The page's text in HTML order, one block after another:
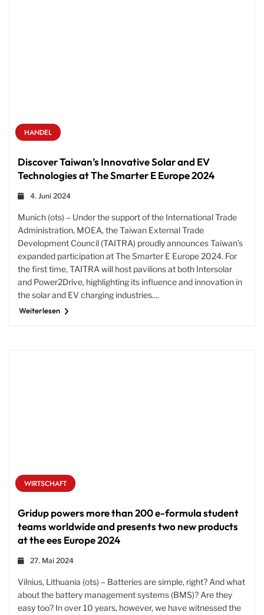
HANDEL
Discover Taiwan’s Innovative Solar and EV
Technologies at The Smarter E Europe 2024
4. Juni 2024
Munich (ots) – Under the support of the International Trade
Administration, MOEA, the Taiwan External Trade
Development Council (TAITRA) proudly announces Taiwan’s
expanded participation at The Smarter E Europe 2024. For
the first time, TAITRA will host pavilions at both Intersolar
and Power2Drive, highlighting its influence and innovation in
the solar and EV charging industries....
Weiterlesen
WIRTSCHAFT
Gridup powers more than 200 e-formula student
teams worldwide and presents two new products
at the ees Europe 2024
27. Mai 2024
Vilnius, Lithuania (ots) – Batteries are simple, right? And what
about the battery management systems (BMS)? Are they
easy too? In over 10 years, however, we have witnessed the